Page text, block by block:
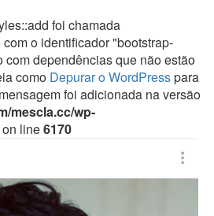
foi chamada
com o identificador "bootstrap-
dependências que não estão
como Depurar o WordPresspara
foi adicionada na versão
mescla.cc/wp-
on line6170